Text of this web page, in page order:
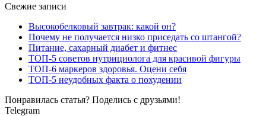
Свежие записи
Высокобелковый завтрак: какой он?
Почему не получается низко приседать со штангой?
Питание, сахарный диабет и фитнес
ТОП-5 советов нутрициолога для красивой фигуры
ТОП-6 маркеров здоровья. Оцени себя
ТОП-5 неудобных факта о похудении
Понравилась статья? Поделись с друзьями!
Telegram